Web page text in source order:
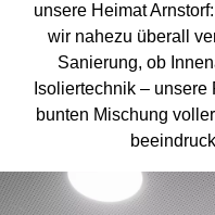
unsere Heimat
wir nahezu überall
Sanierung, ob
Isoliertechnik –
bunten Mischung